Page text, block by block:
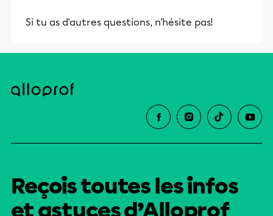
éducative.
Si tu as d'autres questions, n'hésite pas!
Reçois toutes les infos
et astuces d’Alloprof